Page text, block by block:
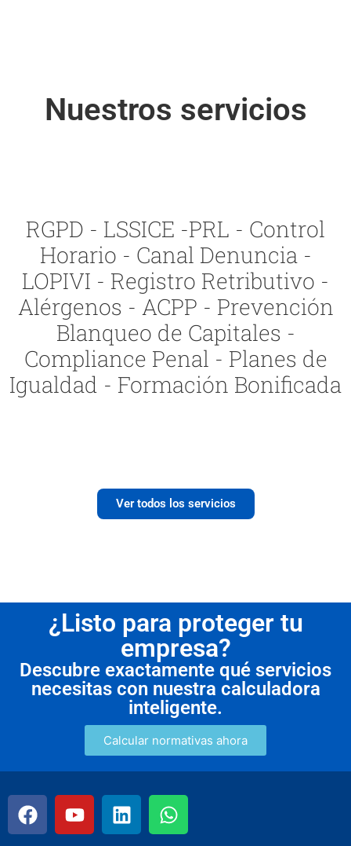
Nuestros servicios
RGPD - LSSICE -PRL - Control
Horario - Canal Denuncia -
LOPIVI - Registro Retributivo -
Alérgenos - ACPP - Prevención
Blanqueo de Capitales -
Compliance Penal - Planes de
Igualdad - Formación Bonificada
Ver todos los servicios
¿Listo para proteger tu
empresa?
Descubre exactamente qué servicios
necesitas con nuestra calculadora
inteligente.
Calcular normativas ahora